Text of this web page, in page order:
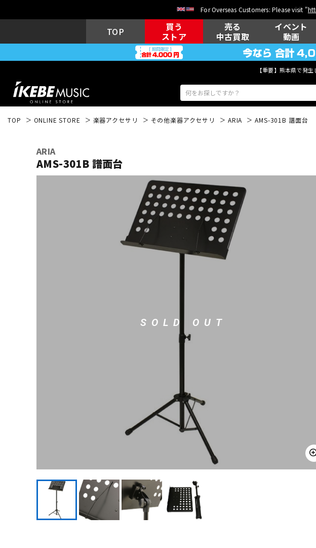
For Overseas Customers: Please visit "
TOP
買う
ストア
売る
中古買取
イベント
動画
【重要】熊本県で発
電子ピアノ
DTM
TOP ONLINE STORE 楽器アクセサリ その他楽器アクセサリ ARIA AMS-301B 譜面台
ARIA
AMS-301B 譜面台
SOLD OUT